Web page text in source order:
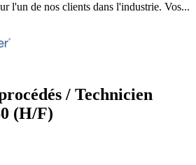
l'un de nos clients dans l'industrie. Vos...
/ Technicien
(H/F)